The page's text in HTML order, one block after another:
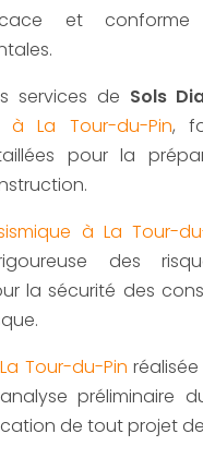
et conforme
services de Sols
La Tour-du-Pin,
pour la
à La Tour-
des
la sécurité des
Tour-du-Pin
préliminaire
de tout projet